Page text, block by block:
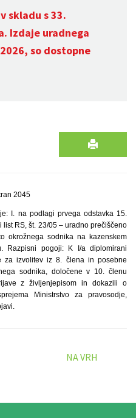
skladu s 33.
Izdaje uradnega
so dostopne
2045
I. na podlagi prvega odstavka 15.
RS, št. 23/05 – uradno prečiščeno
okrožnega sodnika na kazenskem
Razpisni pogoji: K I/a diplomirani
za izvolitev iz 8. člena in posebne
sodnika, določene v 10. členu
z življenjepisom in dokazili o
Ministrstvo za pravosodje,
NA VRH